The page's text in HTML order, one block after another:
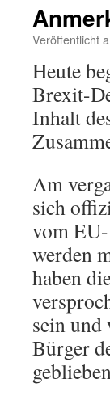
Veröffentlicht
Heute
Brexit-
Inhalt
Am
sich
vom
werden
haben
sein und
Bürger